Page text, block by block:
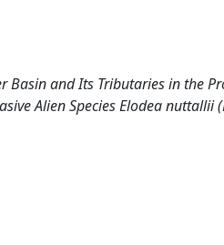
and Its Tributaries in the
Alien Species Elodea nuttallii